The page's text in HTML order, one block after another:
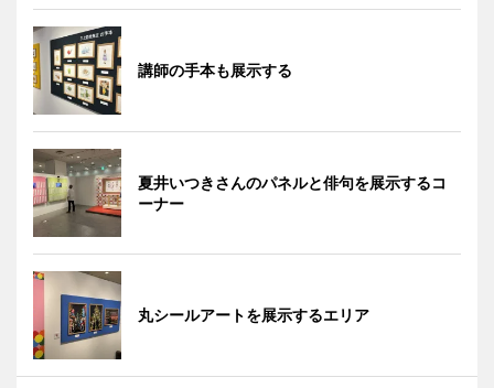
講師の手本も展示する
夏井いつきさんのパネルと俳句を展示するコ
ーナー
丸シールアートを展示するエリア